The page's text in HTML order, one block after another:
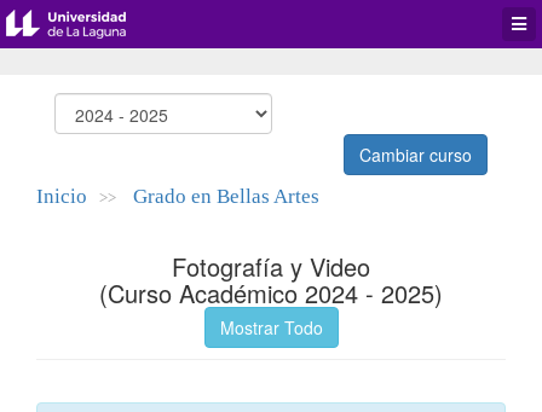
Cambiar curso
Inicio >> Grado en Bellas Artes
Fotografía y Video
(Curso Académico 2024 - 2025)
Mostrar Todo